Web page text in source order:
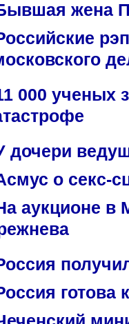
жена
000 ученых
дочери
о секс-
аукционе в
готова